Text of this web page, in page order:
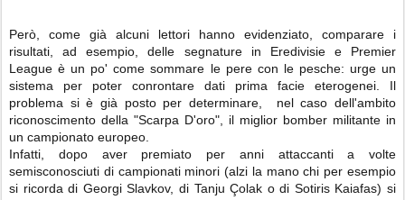
Però, come già alcuni lettori hanno evidenziato, comparare i
risultati, ad esempio, delle segnature in Eredivisie e Premier
League è un po' come sommare le pere con le pesche: urge un
sistema per poter conrontare dati prima facie eterogenei. Il
problema si è già posto per determinare, nel caso dell'ambito
riconoscimento della "Scarpa D'oro", il miglior bomber militante in
un campionato europeo.
Infatti, dopo aver premiato per anni attaccanti a volte
semisconosciuti di campionati minori (alzi la mano chi per esempio
si ricorda di Georgi Slavkov, di Tanju Çolak o di Sotiris Kaiafas) si